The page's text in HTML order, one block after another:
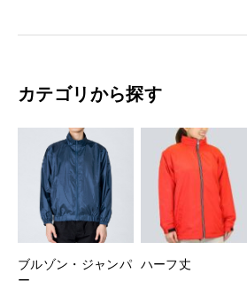
カテゴリから探す
ブルゾン・ジャンパ
ー
ハーフ丈